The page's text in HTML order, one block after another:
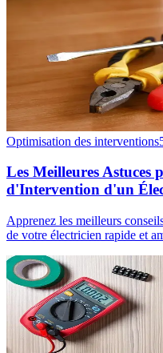
Optimisation des interventions
Les Meilleures Astuces
d'Intervention d'un
Apprenez les meilleurs
de votre électricien rapide et